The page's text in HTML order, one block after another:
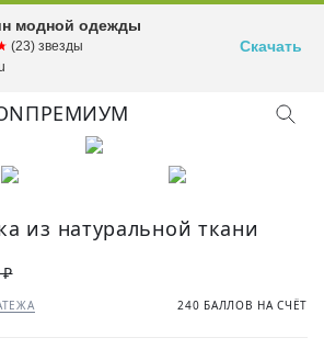
ПРЕМИУМ
из натуральной ткани
240 БАЛЛОВ НА СЧЁТ
модной одежды
(23) звезды
Скачать